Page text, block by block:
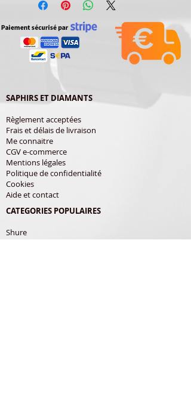
SAPHIRS ET DIAMANTS
Règlement acceptées
Frais et délais de livraison
Me connaitre
CGV e-commerce
Mentions légales
Politique de confidentialité
Cookies
Aide et contact
CATEGORIES POPULAIRES
Shure